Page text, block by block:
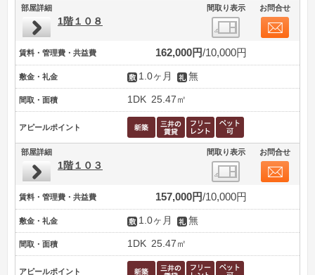
部屋詳細 間取り表示 お問合せ
1階１０８
賃料・管理費・共益費 162,000円 10,000円
敷金・礼金 1.0ヶ月 無
間取・面積 1DK 25.47㎡
アピールポイント
部屋詳細 間取り表示 お問合せ
1階１０３
賃料・管理費・共益費 157,000円 10,000円
敷金・礼金 1.0ヶ月 無
間取・面積 1DK 25.47㎡
アピールポイント